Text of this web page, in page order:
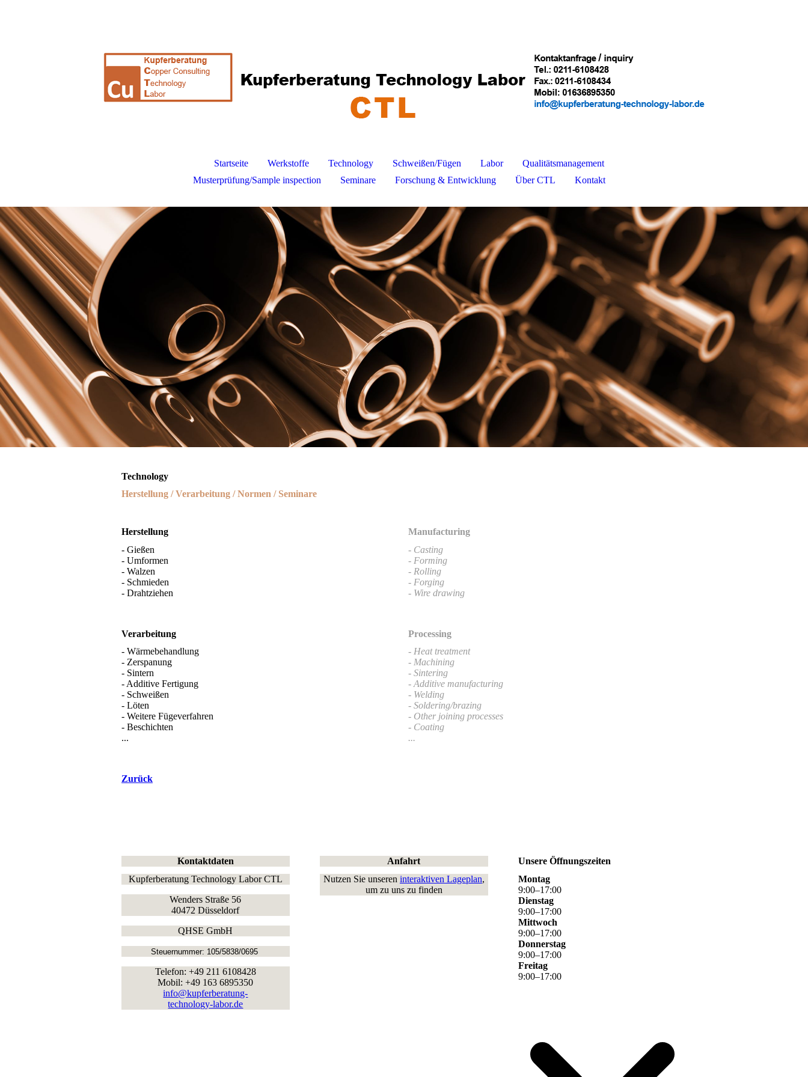
Startseite Werkstoffe Technology Schweißen/Fügen Labor
Qualitätsmanagement
Musterprüfung/Sample inspection
Seminare Forschung & Entwicklung Über CTL Kontakt
Technology
Herstellung / Verarbeitung / Normen / Seminare
Herstellung
- Gießen
- Umformen
- Walzen
- Schmieden
- Drahtziehen
Verarbeitung
- Wärmebehandlung
- Zerspanung
- Sintern
- Additive Fertigung
- Schweißen
- Löten
- Weitere Fügeverfahren
- Beschichten
...
Zurück
Manufacturing
- Casting
- Forming
- Rolling
- Forging
- Wire drawing
Processing
- Heat treatment
- Machining
- Sintering
- Additive manufacturing
- Welding
- Soldering/brazing
- Other joining processes
- Coating
...
Kontaktdaten
Kupferberatung Technology Labor CTL
Wenders Straße 56
40472 Düsseldorf
QHSE GmbH
Steuernummer: 105/5838/0695
Telefon: +49 211 6108428
Mobil: +49 163 6895350
info@kupferberatung-
technology-labor.de
Anfahrt
Nutzen Sie unseren interaktiven Lageplan,
um zu uns zu finden
Unsere Öffnungszeiten
Montag
9:00–17:00
Dienstag
9:00–17:00
Mittwoch
9:00–17:00
Donnerstag
9:00–17:00
Freitag
9:00–17:00